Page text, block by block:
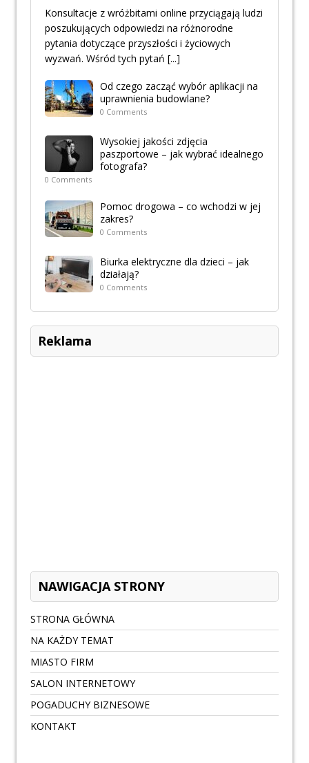
Konsultacje z wróżbitami online przyciągają ludzi
poszukujących odpowiedzi na różnorodne
pytania dotyczące przyszłości i życiowych
wyzwań. Wśród tych pytań [...]
Od czego zacząć wybór aplikacji na
uprawnienia budowlane?
0 Comments
Wysokiej jakości zdjęcia
paszportowe – jak wybrać idealnego
fotografa?
0 Comments
Pomoc drogowa – co wchodzi w jej
zakres?
0 Comments
Biurka elektryczne dla dzieci – jak
działają?
0 Comments
Reklama
NAWIGACJA STRONY
STRONA GŁÓWNA
NA KAŻDY TEMAT
MIASTO FIRM
SALON INTERNETOWY
POGADUCHY BIZNESOWE
KONTAKT